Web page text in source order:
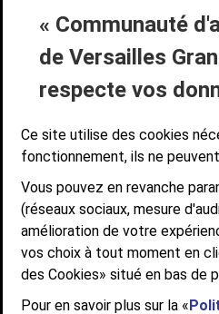
« Communauté
de Versailles
respecte vos
Ce site utilise des cookies
fonctionnement, ils ne
Vous pouvez en revanche
(réseaux sociaux, mesure
amélioration de votre
vos choix à tout moment en
des Cookies» situé en bas de
Pour en savoir plus sur la «
Liens bas de
CONTACT MENTIONS
ACCESSIBILITÉ NUMÉRIQUE
SUIVEZ-
Communauté
Grand
6, AVENUE DE PARIS - CS 10922
STANDARD : 01 39 66 30 00 - OUVERT